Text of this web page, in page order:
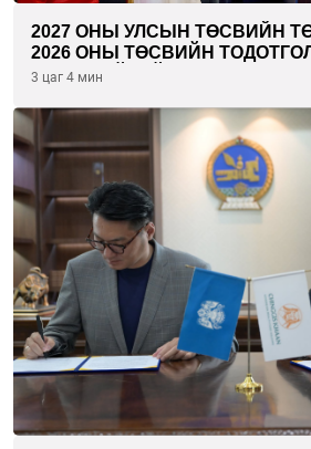
2027 ОНЫ УЛСЫН ТӨСВИЙН
2026 ОНЫ ТӨСВИЙН
ОЛОН НИЙТИЙН ХЭЛЭЛЦҮҮЛЭГ
3 цаг 4 мин